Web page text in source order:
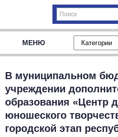
МЕНЮ
В муниципальном
учреждении
образования «Центр
юношеского
городской этап